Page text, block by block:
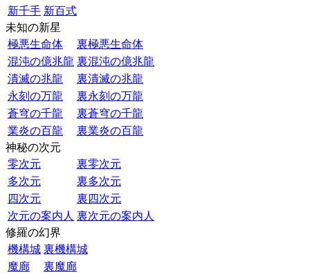
新千手 新百式
未知の新星
極悪生命体
裏極悪生命体
混沌の億兆龍 裏混沌の億兆龍
潰滅の兆龍
裏潰滅の兆龍
永刻の万龍
裏永刻の万龍
蒼穹の千龍
裏蒼穹の千龍
業炎の百龍
裏業炎の百龍
神秘の次元
零次元
裏零次元
多次元
裏多次元
四次元
裏四次元
次元の案内人 裏次元の案内人
修羅の幻界
機構城 裏機構城
魔廊
裏魔廊